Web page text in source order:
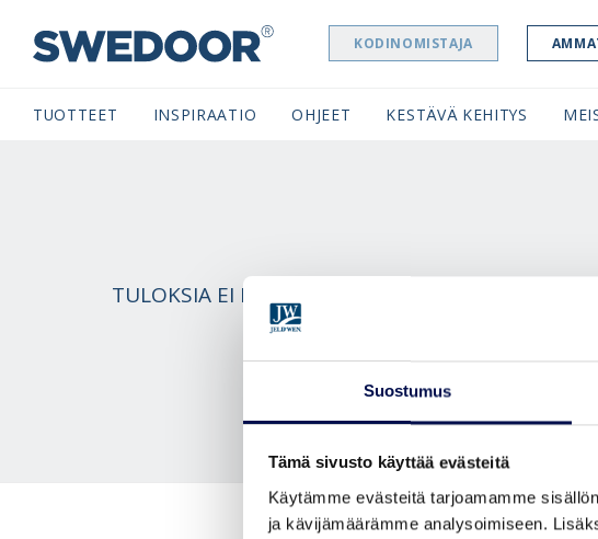
Suostumus
Tämä sivusto käyttää evästeitä
Käytämme evästeitä tarjoamamme
ja kävijämäärämme analysoimiseen.
SWEDOOR NAVIGATION KODINOMISTAJA
TUOTTEET INSPIRAATIO OHJEET KESTÄVÄ KEHITYS
TULOKSIA EI LÖYTYNYT. MUUTA HAKUEHTOJA JA